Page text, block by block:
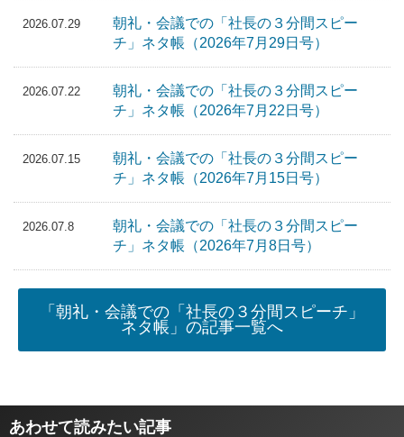
2026.07.29
朝礼・会議での「社長の３分間スピー
チ」ネタ帳（2026年7月29日号）
2026.07.22
朝礼・会議での「社長の３分間スピー
チ」ネタ帳（2026年7月22日号）
2026.07.15
朝礼・会議での「社長の３分間スピー
チ」ネタ帳（2026年7月15日号）
2026.07.8
朝礼・会議での「社長の３分間スピー
チ」ネタ帳（2026年7月8日号）
「朝礼・会議での「社長の３分間スピーチ」
ネタ帳」の記事一覧へ
あわせて読みたい記事